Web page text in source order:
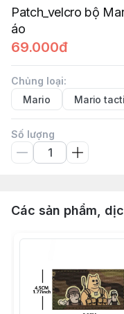
Patch_velcro bộ
áo
69.000đ
Chủng loại:
Mario
Mario
Số lượng
Các sản phẩm,